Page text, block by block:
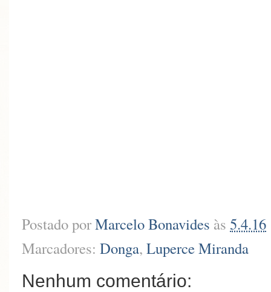
Postado porMarcelo Bonavides às 5.4.16
Marcadores: Donga, Luperce Miranda
Nenhum comentário: